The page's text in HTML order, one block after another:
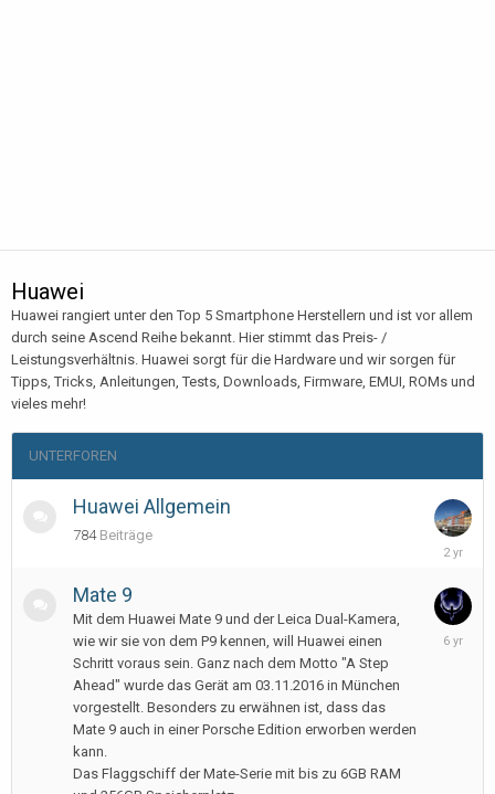
Huawei
Huawei rangiert unter den Top 5 Smartphone Herstellern und ist vor allem
durch seine Ascend Reihe bekannt. Hier stimmt das Preis- /
Leistungsverhältnis. Huawei sorgt für die Hardware und wir sorgen für
Tipps, Tricks, Anleitungen, Tests, Downloads, Firmware, EMUI, ROMs und
vieles mehr!
UNTERFOREN
Huawei Allgemein
784 Beiträge
2023
Mate 9
Mit dem Huawei Mate 9 und der Leica Dual-Kamera,
wie wir sie von dem P9 kennen, will Huawei einen
Schritt voraus sein. Ganz nach dem Motto "A Step
Ahead" wurde das Gerät am 03.11.2016 in München
vorgestellt. Besonders zu erwähnen ist, dass das
Mate 9 auch in einer Porsche Edition erworben werden
kann.
Das Flaggschiff der Mate-Serie mit bis zu 6GB RAM
January